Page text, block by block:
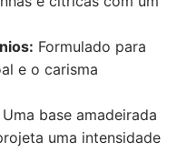
Formulado para
e o carisma
Uma base amadeirada
uma intensidade